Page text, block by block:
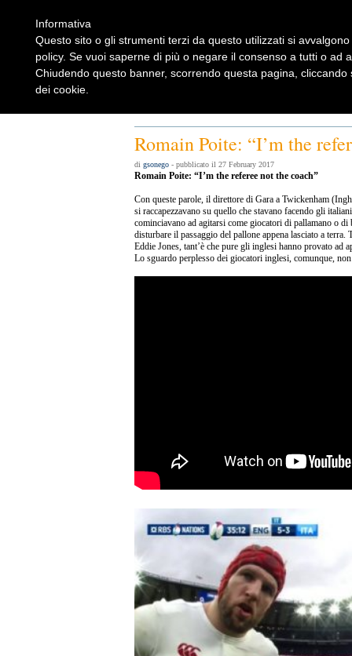
Romain Poite: “I’m the
di gsonego - pubblicato il 27 February 2017
Romain Poite: “I’m the referee not the coach”
Con queste parole, il direttore di Gara a Twickenham
si raccapezzavano su quello che stavano facendo gli
cominciavano ad agitarsi come giocatori di pallamano o
disturbare il passaggio del pallone appena lasciato a terra.
Eddie Jones, tant’è che pure gli inglesi hanno provato ad
Lo sguardo perplesso dei giocatori inglesi, comunque,
Informativa
Questo sito o gli strumenti terzi da questo utilizzati si
policy. Se vuoi saperne di più o negare il consenso a tutti o ad
Chiudendo questo banner, scorrendo questa pagina,
dei cookie.